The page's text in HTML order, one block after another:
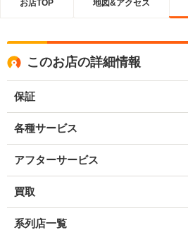
お店TOP 地図&アクセス
このお店の詳細情報
保証
各種サービス
アフターサービス
買取
系列店一覧